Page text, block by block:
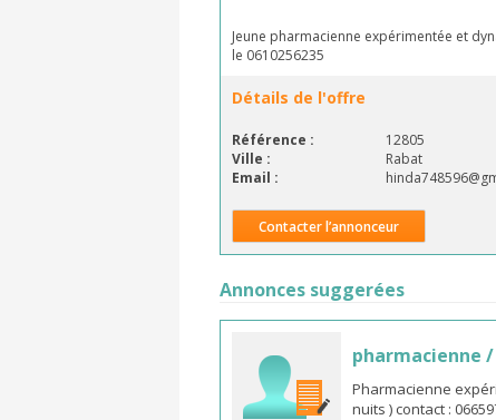
Jeune pharmacienne expérimentée et
le 0610256235
Détails de l'offre
Référence : 12805
Ville :
Rabat
Email :
Contacter l’annonceur
Annonces suggerées
pharmacienne
Pharmacienne
nuits ) contact :